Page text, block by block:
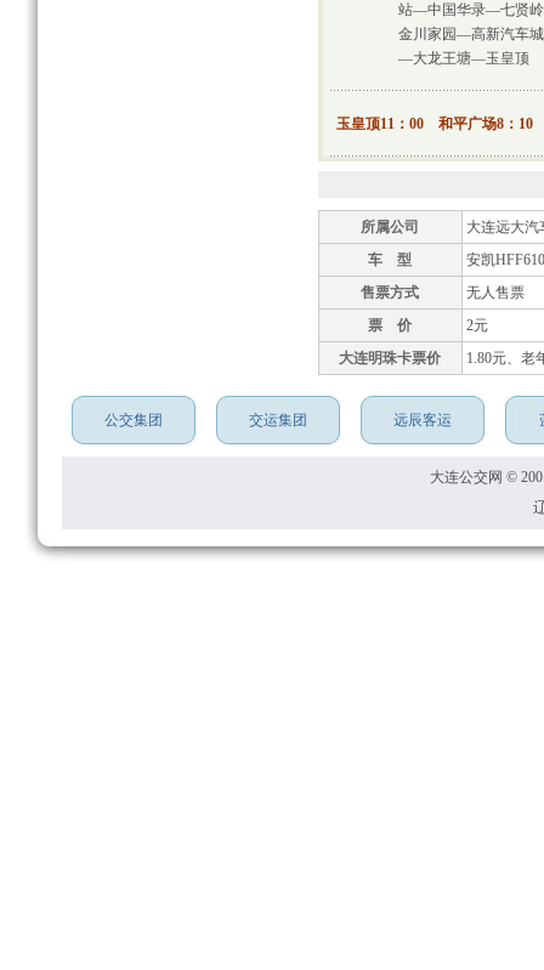
站—中国华录—七贤
金川家园—高新汽车
—大龙王塘—玉皇顶
玉皇顶11：00 和平广场8：10
所属公司
大连远大汽
车 型
安凯
售票方式
无人售票
票 价
2元
大连明珠卡票价
1.80元、老
公交集团 交运集团 远辰客运
大连公交网 ©